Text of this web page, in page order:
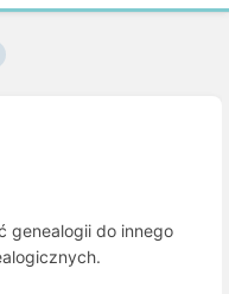
genealogii do innego